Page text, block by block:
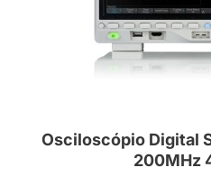
Osciloscópio Digital
200MHz